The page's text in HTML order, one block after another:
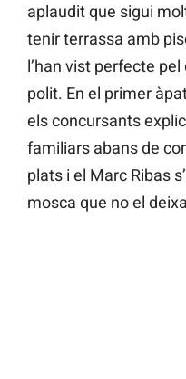
aplaudit que sigui
tenir terrassa amb
l’han vist perfecte
polit. En el primer
els concursants
familiars abans de
plats i el Marc Ribas
mosca que no el